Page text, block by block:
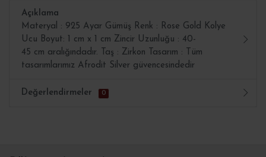
Açıklama
Materyal : 925 Ayar Gümüş Renk : Rose Gold Kolye
Ucu Boyut: 1 cm x 1 cm Zincir Uzunluğu : 40-
45 cm aralığındadır. Taş : Zirkon Tasarım : Tüm
tasarımlarımız Afrodit Silver güvencesindedir
Değerlendirmeler 0